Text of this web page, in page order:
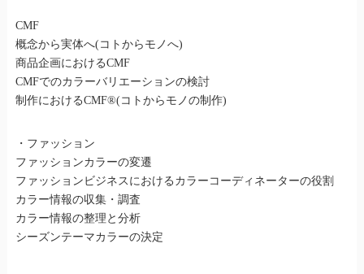
CMF
概念から実体へ(コトからモノへ)
商品企画におけるCMF
CMFでのカラーバリエーションの検討
制作におけるCMF®(コトからモノの制作)
・ファッション
ファッションカラーの変遷
ファッションビジネスにおけるカラーコーディネーターの役割
カラー情報の収集・調査
カラー情報の整理と分析
シーズンテーマカラーの決定